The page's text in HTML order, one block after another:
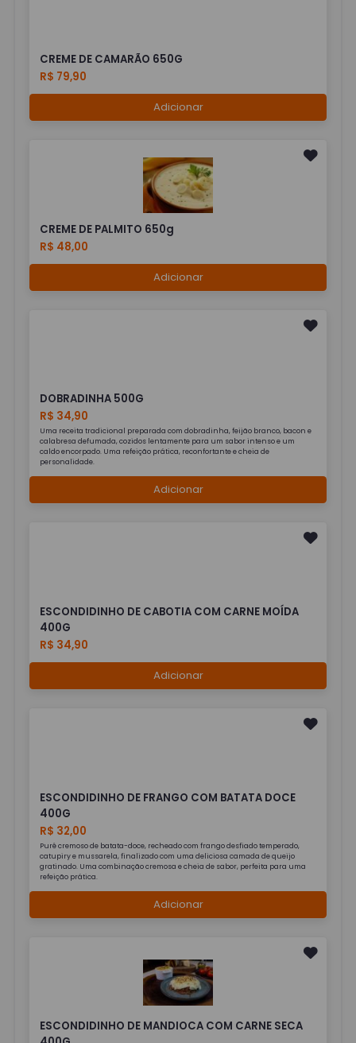
CREME DE CAMARÃO 650G
R$ 79,90
Adicionar
CREME DE PALMITO 650g
R$ 48,00
Adicionar
DOBRADINHA 500G
R$ 34,90
Uma receita tradicional preparada com dobradinha, feijão branco, bacon e
calabresa defumada, cozidos lentamente para um sabor intenso e um
caldo encorpado. Uma refeição prática, reconfortante e cheia de
personalidade.
Adicionar
ESCONDIDINHO DE CABOTIA COM CARNE MOÍDA
400G
R$ 34,90
Adicionar
ESCONDIDINHO DE FRANGO COM BATATA DOCE
400G
R$ 32,00
Purê cremoso de batata-doce, recheado com frango desfiado temperado,
catupiry e mussarela, finalizado com uma deliciosa camada de queijo
gratinado. Uma combinação cremosa e cheia de sabor, perfeita para uma
refeição prática.
Adicionar
ESCONDIDINHO DE MANDIOCA COM CARNE SECA